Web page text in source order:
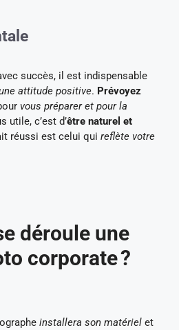
succès, il est indispensable
attitude positive. Prévoyez
vous préparer et pour la
utile, c’est d’être naturel et
réussi est celui qui reflète votre
déroule une
corporate ?
installera son matériel et